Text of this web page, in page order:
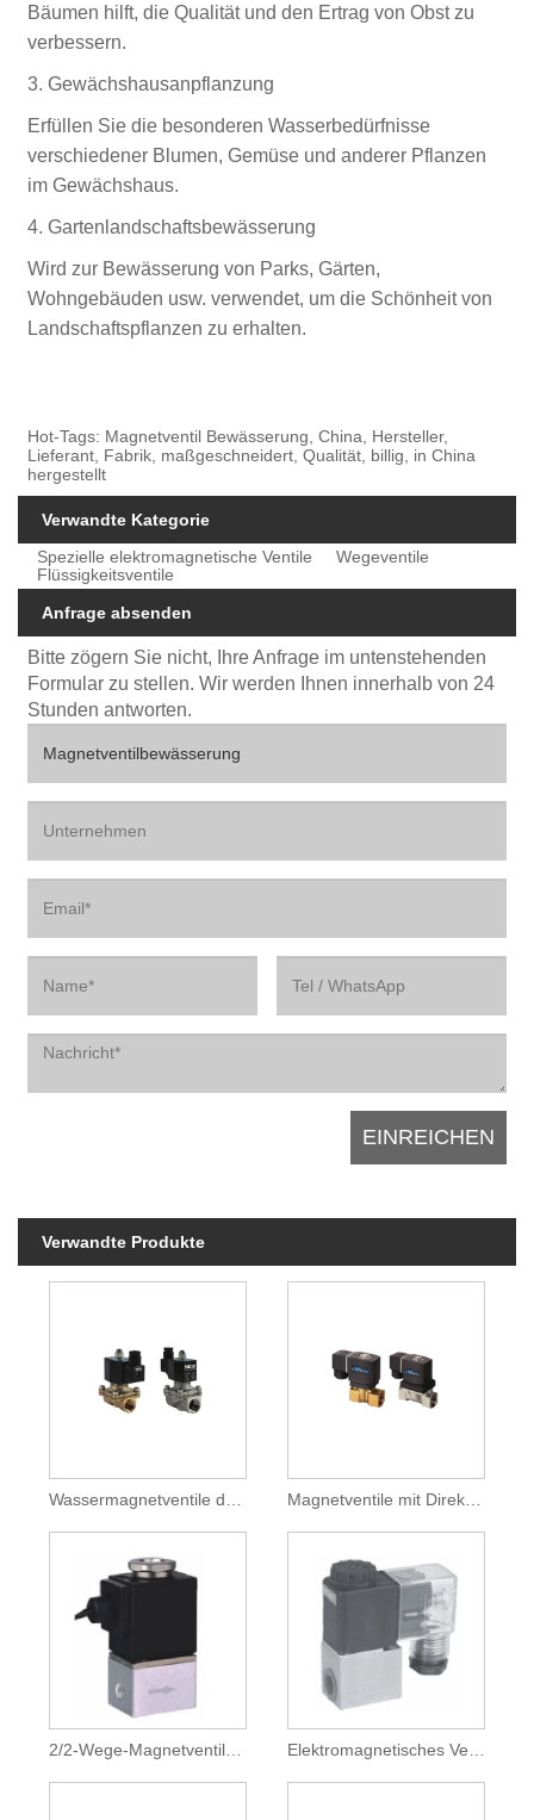
Bäumen hilft, die Qualität und den Ertrag von Obst zu
verbessern.
3. Gewächshausanpflanzung
Erfüllen Sie die besonderen Wasserbedürfnisse
verschiedener Blumen, Gemüse und anderer Pflanzen
im Gewächshaus.
4. Gartenlandschaftsbewässerung
Wird zur Bewässerung von Parks, Gärten,
Wohngebäuden usw. verwendet, um die Schönheit von
Landschaftspflanzen zu erhalten.
Hot-Tags: Magnetventil Bewässerung, China, Hersteller,
Lieferant, Fabrik, maßgeschneidert, Qualität, billig, in China
hergestellt
Verwandte Kategorie
Spezielle elektromagnetische Ventile
Wegeventile
Flüssigkeitsventile
Anfrage absenden
Bitte zögern Sie nicht, Ihre Anfrage im untenstehenden
Formular zu stellen. Wir werden Ihnen innerhalb von 24
Stunden antworten.
Verwandte Produkte
Wassermagnetventile der Serie 2W Magnetventile mit Direktantrieb
2/2-Wege-Magnetventile mit 2 Positionen